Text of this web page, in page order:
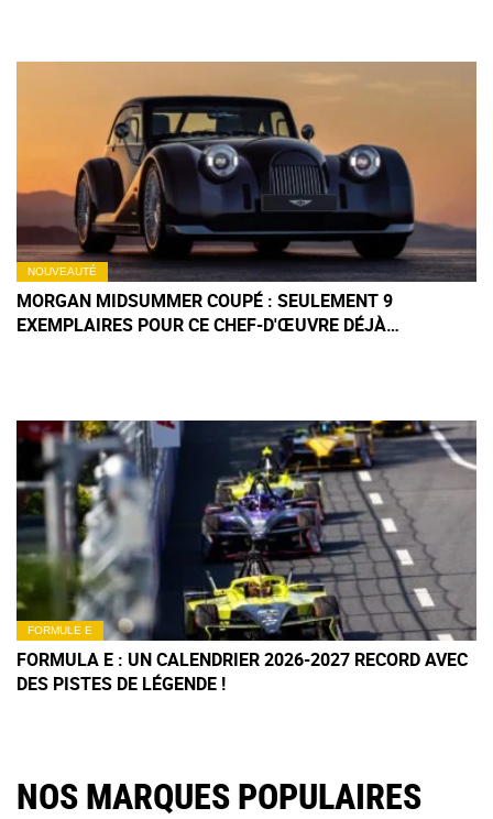
NOUVEAUTÉ
MORGAN MIDSUMMER COUPÉ : SEULEMENT 9
EXEMPLAIRES POUR CE CHEF-D'ŒUVRE DÉJÀ
FORMULE E
FORMULA E : UN CALENDRIER 2026-2027 RECORD AVEC
DES PISTES DE LÉGENDE !
NOS MARQUES POPULAIRES